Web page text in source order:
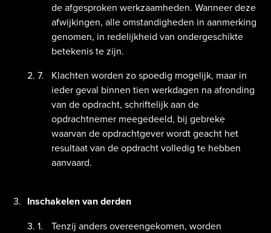
de afgesproken werkzaamheden. Wanneer deze
afwijkingen, alle omstandigheden in aanmerking
genomen, in redelijkheid van ondergeschikte
betekenis te zijn.
Klachten worden zo spoedig mogelijk, maar in
ieder geval binnen tien werkdagen na afronding
van de opdracht, schriftelijk aan de
opdrachtnemer meegedeeld, bij gebreke
waarvan de opdrachtgever wordt geacht het
resultaat van de opdracht volledig te hebben
aanvaard.
Inschakelen van derden
Tenzij anders overeengekomen, worden